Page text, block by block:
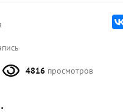
4816 просмотров